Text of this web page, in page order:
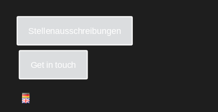
Stellenausschreibungen
Get in touch